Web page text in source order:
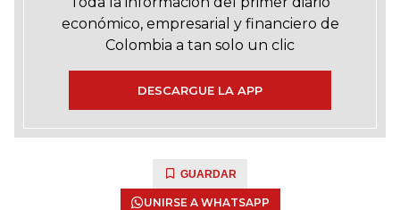
económico, empresarial y financiero de
Colombia a tan solo un clic
DESCARGUE LA APP
GUARDAR
UNIRSE A WHATSAPP